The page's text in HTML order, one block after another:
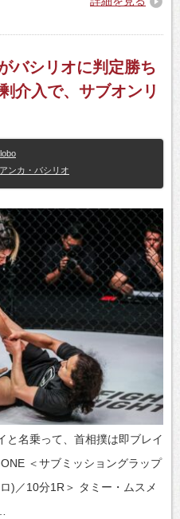
バシリオに判定勝ち
介入で、サブオンリ
ンカ・バシリオ
と名乗って、首相撲は即ブレイ
＜サブミッショングラップ
)／10分1R＞ タミー・ムスメ